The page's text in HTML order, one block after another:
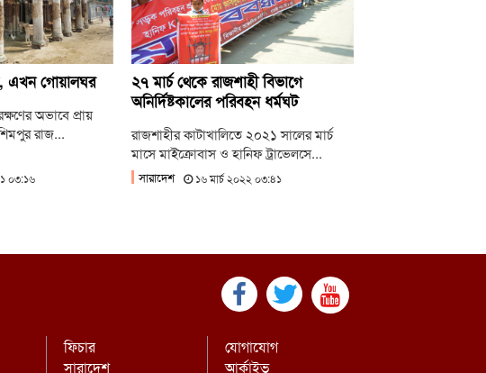
মেহেরপুর সীমান্তে ৫ জনকে পুশইনের চেষ্টা রুখে
দিল বিজিবি
বন্যায় ক্ষতিগ্রস্ত ১০০ পরিবারকে নতুন ঘর দেবেন
প্রধানমন্ত্রী
এখন গোয়ালঘর
অভাবে প্রায়
রাজ...
০৩:১৬
২৭ মার্চ থেকে রাজশাহী বিভাগে
অনির্দিষ্টকালের পরিবহন ধর্মঘট
রাজশাহীর কাটাখালিতে ২০২১ সালের মার্চ
মাসে মাইক্রোবাস ও হানিফ ট্রাভেলসে...
সারাদেশ ১৬ মার্চ ২০২২ ০৩:৪১
ফিচার
সারাদেশ
যোগাযোগ
আর্কাইভ